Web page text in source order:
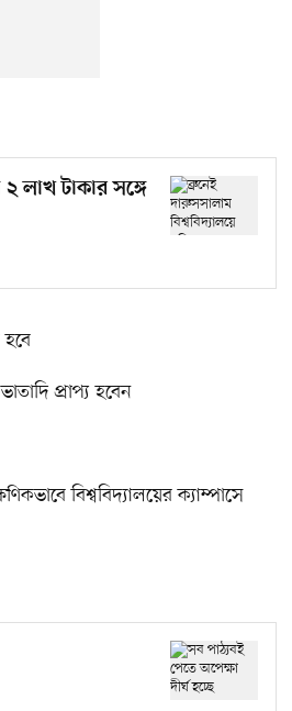
২ লাখ টাকার সঙ্গে
প্রাপ্য হবেন
বিশ্ববিদ্যালয়ের ক্যাম্পাসে